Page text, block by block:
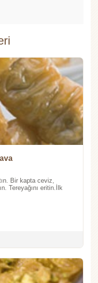
Bir kapta ceviz,
Tereyağını eritin.İlk